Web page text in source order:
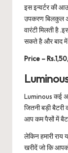
इस इन्वर्टर की
उपकरण बिलकुल
वारंटी मिलती है
सकते है और बाद में
Price –
Luminous कई
जितनी बड़ी
आप कम पैसों में
लेकिन हमारी
खरीदें जो कि